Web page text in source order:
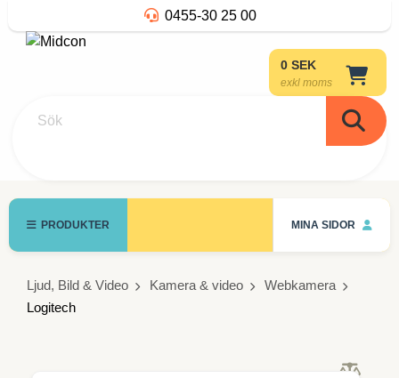
0455-30 25 00
0 SEK
exkl moms
Sök
PRODUKTER MINA SIDOR
Ljud, Bild & Video Kamera & video
Webkamera
Logitech